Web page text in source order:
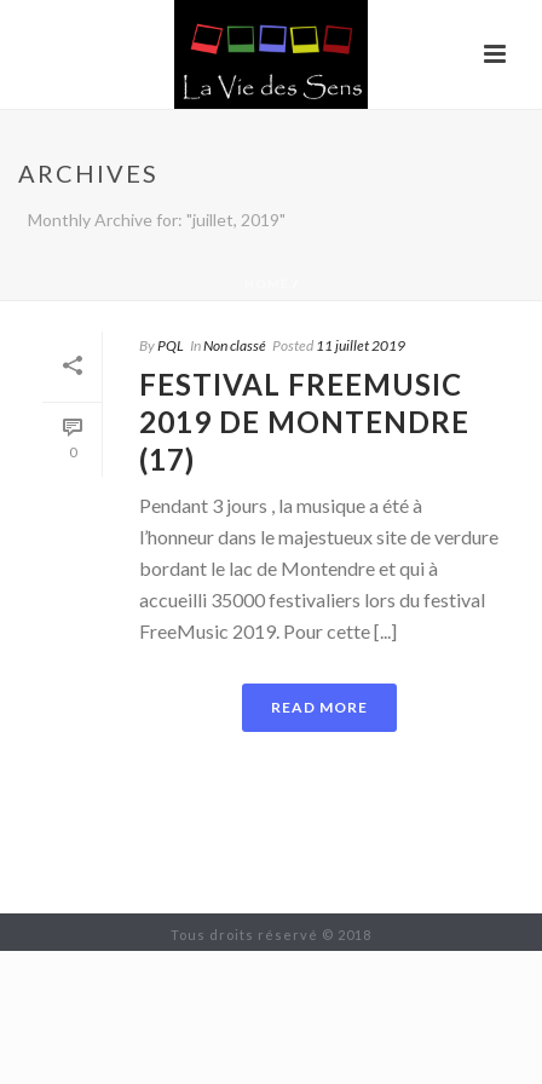
ARCHIVES
Monthly Archive for: "juillet, 2019"
0
ByPQL InNon classé Posted 11 juillet 2019
FESTIVAL FREEMUSIC
2019 DE MONTENDRE
(17)
Pendant 3 jours , la musique a été à
l’honneur dans le majestueux site de verdure
bordant le lac de Montendre et qui à
accueilli 35000 festivaliers lors du festival
FreeMusic 2019. Pour cette [...]
READ MORE
Tous droits réservé © 2018